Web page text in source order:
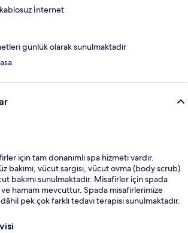
İnternet
günlük olarak sunulmaktadır
için tam donanımlı spa hizmeti vardır.
bakımı, vücut sargısı, vücut ovma (body scrub)
bakımı sunulmaktadır. Misafirler için spada
ve hamam mevcuttur. Spada misafirlerimize
pek çok farklı tedavi terapisi sunulmaktadır.